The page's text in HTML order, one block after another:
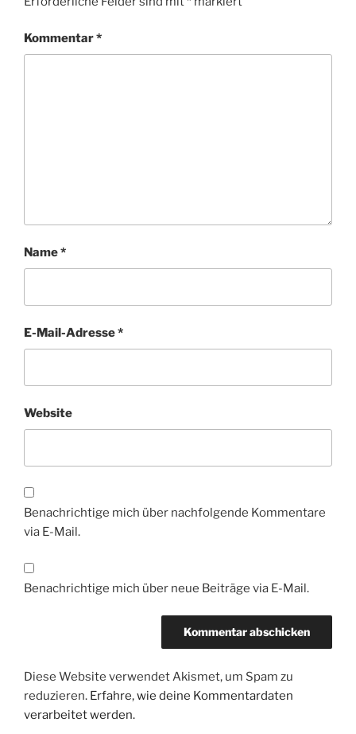
Kommentar*
Name*
E-Mail-Adresse*
Website
Benachrichtige mich über nachfolgende Kommentare
via E-Mail.
Benachrichtige mich über neue Beiträge via E-Mail.
Diese Website verwendet Akismet, um Spam zu
reduzieren. Erfahre, wie deine Kommentardaten
verarbeitet werden.